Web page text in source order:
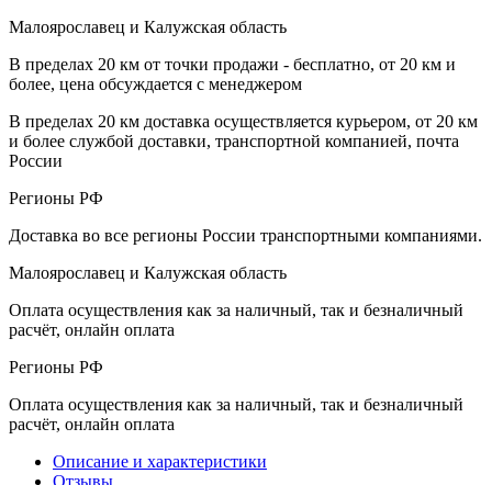
Малоярославец и Калужская область
В пределах 20 км от точки продажи - бесплатно, от 20 км и
более, цена обсуждается с менеджером
В пределах 20 км доставка осуществляется курьером, от 20 км
и более службой доставки, транспортной компанией, почта
России
Регионы РФ
Доставка во все регионы России транспортными компаниями.
Малоярославец и Калужская область
Оплата осуществления как за наличный, так и безналичный
расчёт, онлайн оплата
Регионы РФ
Оплата осуществления как за наличный, так и безналичный
расчёт, онлайн оплата
Описание и характеристики
Отзывы